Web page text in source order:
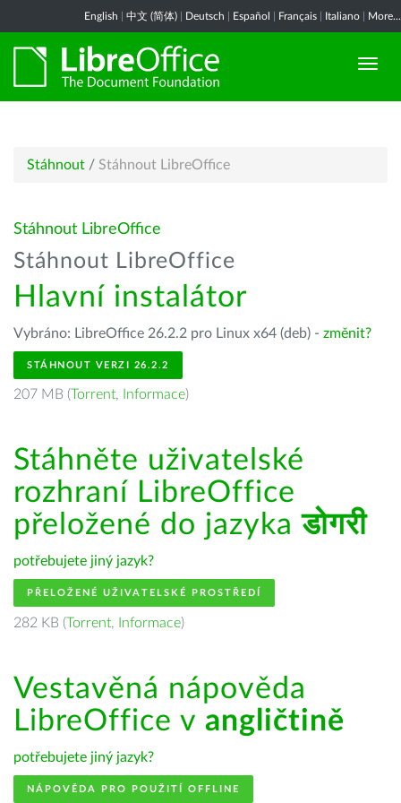
English 中文 (简体) Deutsch Español Français Italiano More...
Stáhnout / Stáhnout LibreOffice
Stáhnout LibreOffice
Stáhnout LibreOffice
Hlavní instalátor
Vybráno: LibreOffice 26.2.2 pro Linux x64 (deb) - změnit?
STÁHNOUT VERZI 26.2.2
207 MB (Torrent, Informace)
Stáhněte uživatelské
rozhraní LibreOffice
přeložené do jazykaडोगरी
potřebujete jiný jazyk?
PŘELOŽENÉ UŽIVATELSKÉ PROSTŘEDÍ
282 KB (Torrent, Informace)
Vestavěná nápověda
LibreOffice v angličtině
potřebujete jiný jazyk?
NÁPOVĚDA PRO POUŽITÍ OFFLINE